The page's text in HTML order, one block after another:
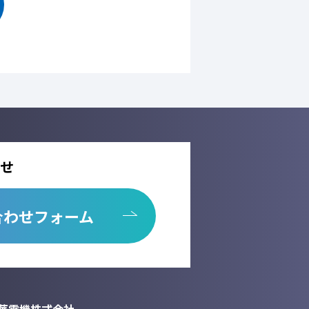
の同意を得ることなく、第三者に提供
停止、消去及び第三者への提供の停
および確認画面で利用するセッション
せフォーム